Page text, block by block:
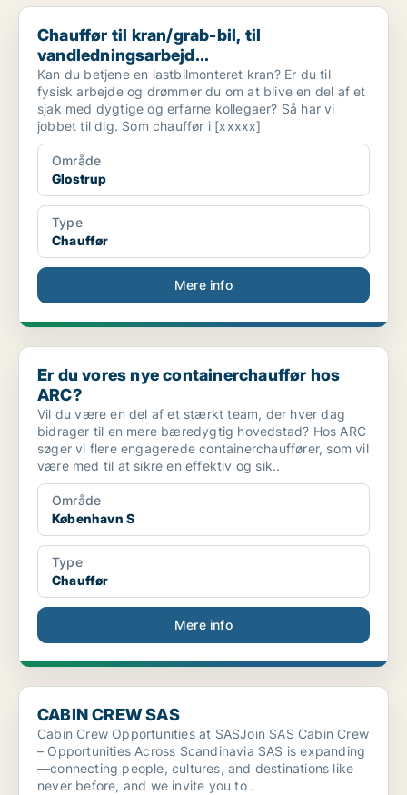
Chauffør til kran/grab-bil, til vandledningsarbejd...
Chauffør til kran/grab-bil, til
vandledningsarbejd...
Kan du betjene en lastbilmonteret kran? Er du til
fysisk arbejde og drømmer du om at blive en del af et
sjak med dygtige og erfarne kollegaer? Så har vi
jobbet til dig. Som chauffør i [xxxxx]
Område
Glostrup
Type
Chauffør
Mere info
Er du vores nye containerchauffør hos ARC?
Er du vores nye containerchauffør hos
ARC?
Vil du være en del af et stærkt team, der hver dag
bidrager til en mere bæredygtig hovedstad? Hos ARC
søger vi flere engagerede containerchauffører, som vil
være med til at sikre en effektiv og sik..
Område
København S
Type
Chauffør
Mere info
CABIN CREW SAS
CABIN CREW SAS
Cabin Crew Opportunities at SASJoin SAS Cabin Crew
– Opportunities Across Scandinavia SAS is expanding
—connecting people, cultures, and destinations like
never before, and we invite you to .